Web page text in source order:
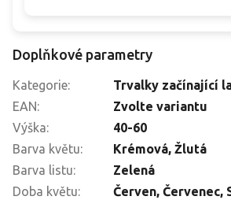
Doplňkové parametry
Kategorie:
Trvalky začínající
EAN:
Zvolte variantu
Výška:
40-60
Barva květu: Krémová, Žlutá
Barva listu:
Zelená
Doba květu: Červen, Červenec,